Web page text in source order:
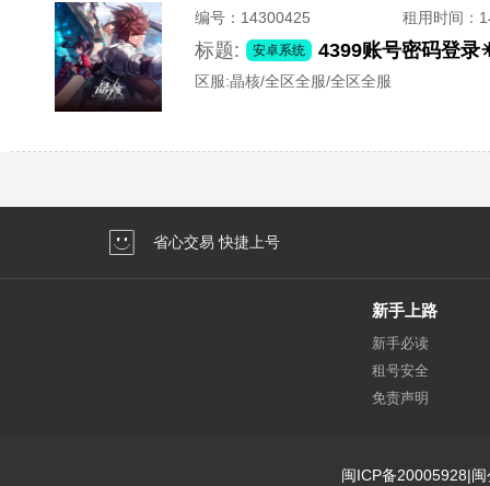
编号： 14300425 租用时间 ：
标题: 安卓系统 4399账号密码登
区服:晶核/全区全服/全区全服
省心交易 快捷上号
新手上路
新手必读
租号安全
免责声明
闽ICP备20005928|